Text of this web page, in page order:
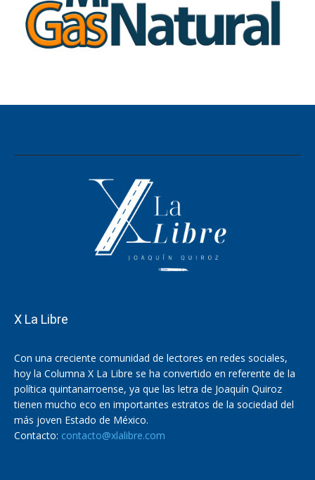
X La Libre
Con una creciente comunidad de lectores en redes sociales,
hoy la Columna X La Libre se ha convertido en referente de la
política quintanarroense, ya que las letra de Joaquín Quiroz
tienen mucho eco en importantes estratos de la sociedad del
más joven Estado de México.
Contacto: contacto@xlalibre.com